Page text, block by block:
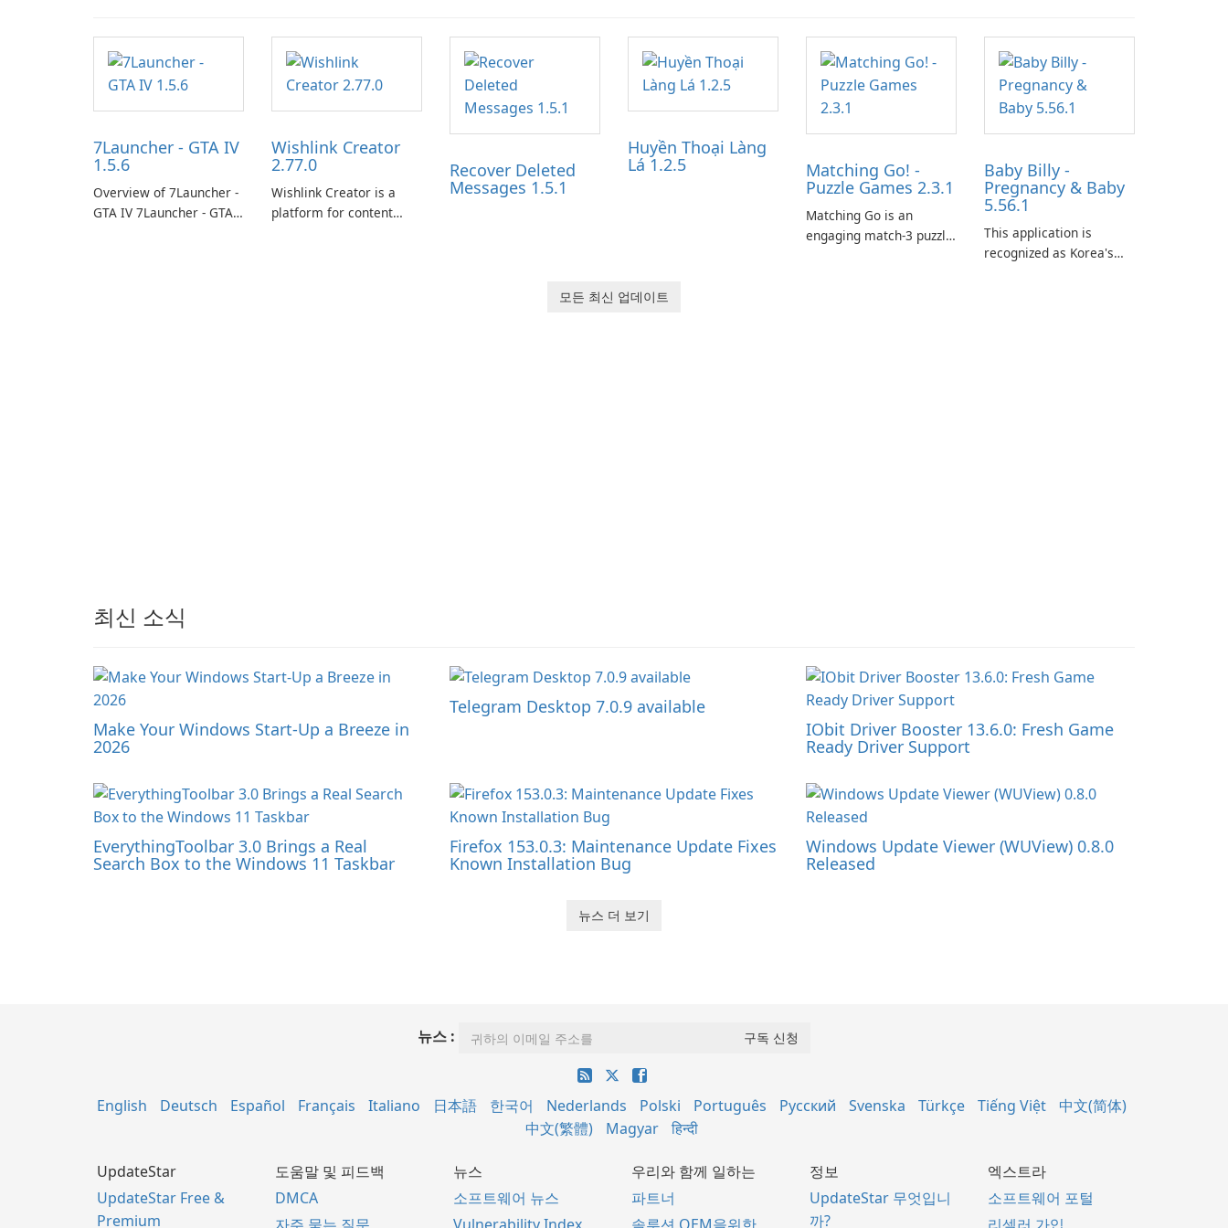
7Launcher - GTA IV
1.5.6
Overview of 7Launcher -
GTA IV 7Launcher - GTA
Wishlink Creator
2.77.0
Wishlink Creator is a
platform for content
Recover Deleted
Messages 1.5.1
Huyền Thoại Làng
Lá 1.2.5 Matching Go! -
Puzzle Games 2.3.1
Matching Go is an
engaging match-3 puzzle
Baby Billy -
Pregnancy & Baby
5.56.1
This application is
recognized as Korea's
모든 최신 업데이트
최신 소식
Make Your Windows Start-Up a Breeze in
2026
Telegram Desktop 7.0.9 available
IObit Driver Booster 13.6.0: Fresh Game
Ready Driver Support
EverythingToolbar 3.0 Brings a Real
Search Box to the Windows 11 Taskbar
Firefox 153.0.3: Maintenance Update Fixes
Known Installation Bug
Windows Update Viewer (WUView) 0.8.0
Released
뉴스 더 보기
뉴스 :
English Deutsch Español Français Italiano 日本語 한국어 Nederlands Polski Português Русский Svenska Türkçe Tiếng Việt
中文(简体)
中文(繁體)
Magyar हिन्दी
UpdateStar
UpdateStar Free &
Premium
도움말 및 피드백
DMCA
뉴스
소프트웨어 뉴스
우리와 함께 일하는
파트너
정보
UpdateStar 무엇입니
까?
엑스트라
소프트웨어 포털